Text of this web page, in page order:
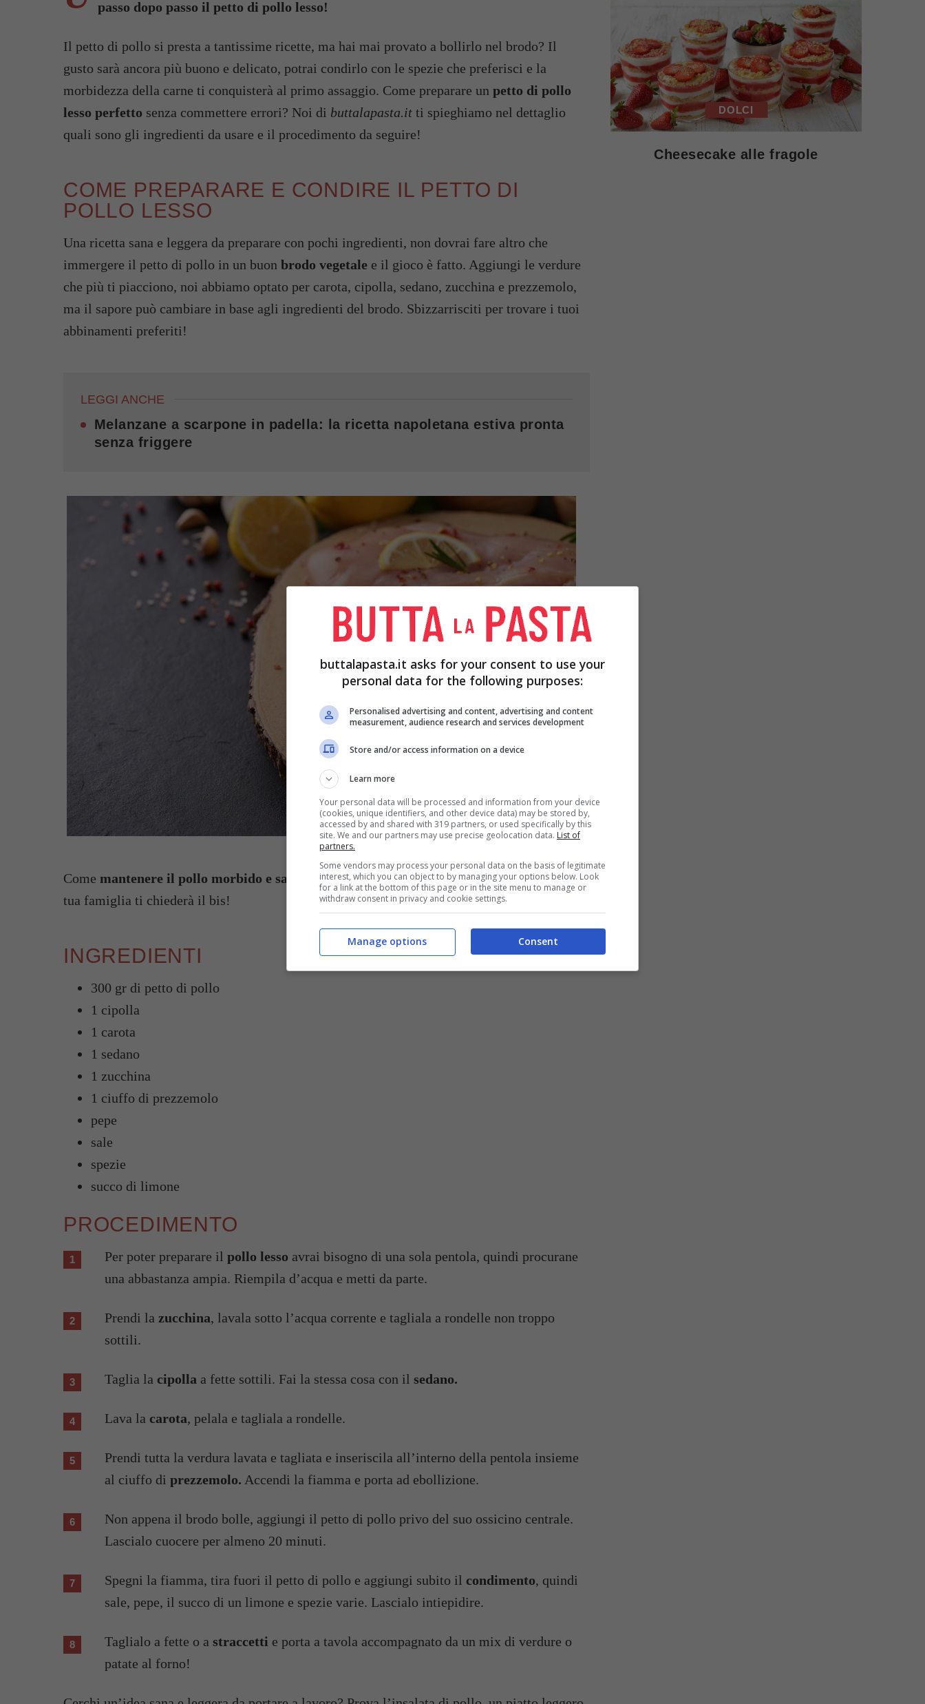
passo dopo passo il petto di pollo lesso!
Il petto di pollo si presta a tantissime ricette, ma hai mai provato a bollirlo nel brodo? Il
gusto sarà ancora più buono e delicato, potrai condirlo con le spezie che preferisci e la
morbidezza della carne ti conquisterà al primo assaggio. Come preparare un petto di pollo
lesso perfetto senza commettere errori? Noi di buttalapasta.it ti spieghiamo nel dettaglio
quali sono gli ingredienti da usare e il procedimento da seguire!
COME PREPARARE E CONDIRE IL PETTO DI
POLLO LESSO
Una ricetta sana e leggera da preparare con pochi ingredienti, non dovrai fare altro che
immergere il petto di pollo in un buon brodo vegetale e il gioco è fatto. Aggiungi le verdure
che più ti piacciono, noi abbiamo optato per carota, cipolla, sedano, zucchina e prezzemolo,
ma il sapore può cambiare in base agli ingredienti del brodo. Sbizzarrisciti per trovare i tuoi
abbinamenti preferiti!
LEGGI ANCHE
Melanzane a scarpone in padella: la ricetta napoletana estiva pronta
senza friggere
come fare il petto di pollo lesso – buttalapasta.it
Come mantenere il pollo morbido e saporito? Segui la nostra ricetta passo dopo passo e la
tua famiglia ti chiederà il bis!
INGREDIENTI
300 gr di petto di pollo
1 cipolla
1 carota
1 sedano
1 zucchina
1 ciuffo di prezzemolo
pepe
sale
spezie
succo di limone
PROCEDIMENTO
Per poter preparare il pollo lesso avrai bisogno di una sola pentola, quindi procurane
una abbastanza ampia. Riempila d’acqua e metti da parte.
Prendi la zucchina, lavala sotto l’acqua corrente e tagliala a rondelle non troppo
sottili.
Taglia la cipolla a fette sottili. Fai la stessa cosa con il sedano.
Lava la carota, pelala e tagliala a rondelle.
Prendi tutta la verdura lavata e tagliata e inseriscila all’interno della pentola insieme
al ciuffo di prezzemolo. Accendi la fiamma e porta ad ebollizione.
Non appena il brodo bolle, aggiungi il petto di pollo privo del suo ossicino centrale.
Lascialo cuocere per almeno 20 minuti.
Spegni la fiamma, tira fuori il petto di pollo e aggiungi subito il condimento, quindi
sale, pepe, il succo di un limone e spezie varie. Lascialo intiepidire.
Taglialo a fette o a straccetti e porta a tavola accompagnato da un mix di verdure o
patate al forno!
DOLCI
Cheesecake alle fragole
buttalapasta.it asks for your consent to use your
personal data for the following purposes:
Personalised advertising and content, advertising and content
measurement, audience research and services development
Store and/or access information on a device
Learn more
Your personal data will be processed and information from your device
(cookies, unique identifiers, and other device data) may be stored by,
accessed by and shared with 319 partners, or used specifically by this
site. We and our partners may use precise geolocation data. List of
partners.
Some vendors may process your personal data on the basis of legitimate
interest, which you can object to by managing your options below. Look
for a link at the bottom of this page or in the site menu to manage or
withdraw consent in privacy and cookie settings.
Consent
Manage options